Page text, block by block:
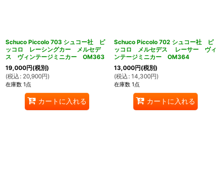
Schuco Piccolo 703 シュコー社 ピ
ッコロ レーシングカー メルセデ
ス ヴィンテージミニカー OM363
19,000円(税別)
(税込 : 20,900円)
在庫数 1点
カートに入れる
Schuco Piccolo 702 シュコー社 ピ
ッコロ メルセデス レーサー ヴィ
ンテージミニカー OM364
13,000円(税別)
(税込 : 14,300円)
在庫数 1点
カートに入れる